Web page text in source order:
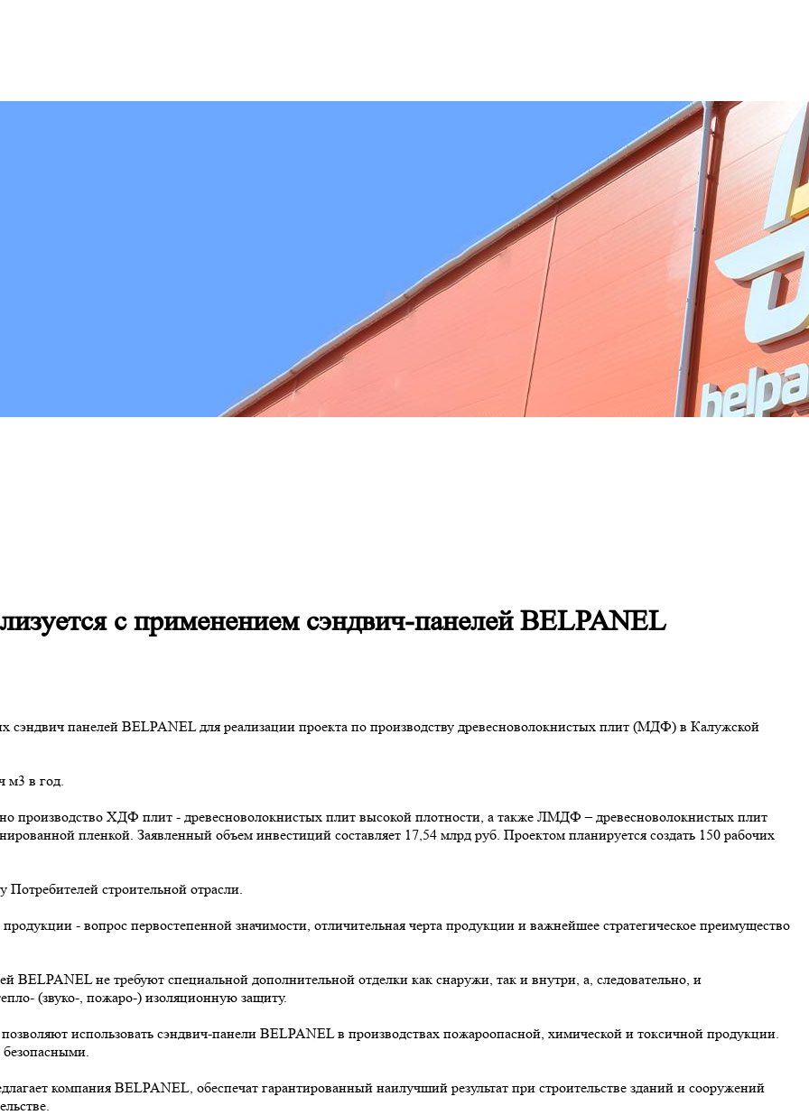
с применением сэндвич-панелей BELPANEL
сэндвич панелей BELPANEL для реализации проекта по производству древесноволокнистых плит (МДФ) в Калужской
м3 в год.
производство ХДФ плит - древесноволокнистых плит высокой плотности, а также ЛМДФ – древесноволокнистых плит
пленкой. Заявленный объем инвестиций составляет 17,54 млрд руб. Проектом планируется создать 150 рабочих
строительной отрасли.
- вопрос первостепенной значимости, отличительная черта продукции и важнейшее стратегическое преимущество
BELPANEL не требуют специальной дополнительной отделки как снаружи, так и внутри, а, следовательно, и
(звуко-, пожаро-) изоляционную защиту.
использовать сэндвич-панели BELPANEL в производствах пожароопасной, химической и токсичной продукции.
компания BELPANEL, обеспечат гарантированный наилучший результат при строительстве зданий и сооружений